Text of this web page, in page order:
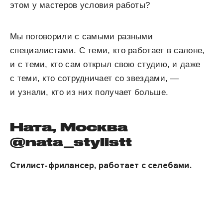
этом у мастеров условия работы?
Мы поговорили с самыми разными
специалистами. С теми, кто работает в салоне,
и с теми, кто сам открыл свою студию, и даже
с теми, кто сотрудничает со звездами, —
и узнали, кто из них получает больше.
Ната, Москва
@nata_stylistt
Стилист-фрилансер, работает с селебами.